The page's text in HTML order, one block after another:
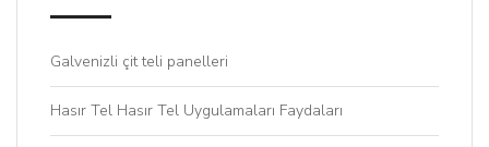
Galvenizli çit teli panelleri
Hasır Tel Hasır Tel Uygulamaları Faydaları